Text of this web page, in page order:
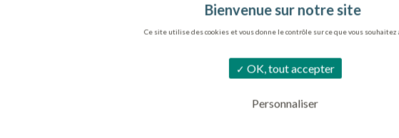
Ce site utilise des cookies et vous donne le contrôle sur ce que vous souhaitez
OK, tout accepter
Personnaliser